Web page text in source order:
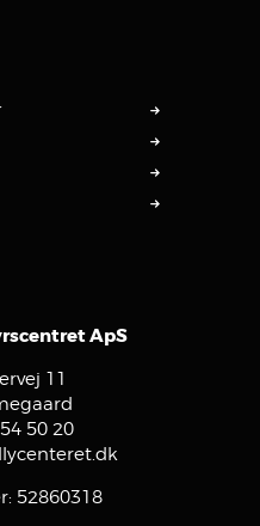
ApS
11
50 20
52860318